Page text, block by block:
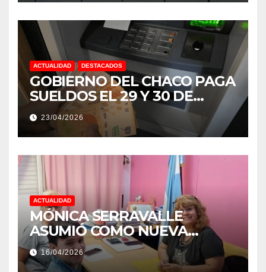
ACTUALIDAD DESTACADOS
GOBIERNO DEL CHACO PAGA
SUELDOS EL 29 Y 30 DE
ABRIL, CON EL 2% DE
AUMENTO
23/04/2026
ACTUALIDAD
MÓNICA SERRAVALLE
ASUMIÓ COMO NUEVA
DIRECTORA DEL E.E.S. N° 82
«RENÉ FAVALORO» DE
16/04/2026